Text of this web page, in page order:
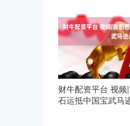
财牛配资平台 视
石运抵中国宝武马